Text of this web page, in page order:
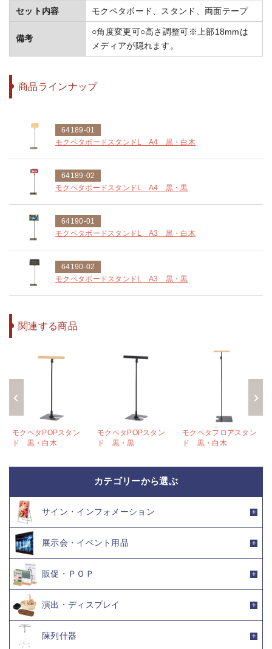
セット内容 モクペタボード、スタンド、両面テープ
備考
○角度変更可○高さ調整可※上部18mmは
メディアが隠れます。
商品ラインナップ
64189-01
モクペタボードスタンドL A4 黒・白木
64189-02
モクペタボードスタンドL A4 黒・黒
64190-01
モクペタボードスタンドL A3 黒・白木
64190-02
モクペタボードスタンドL A3 黒・黒
関連する商品
モクペタPOPスタン
ド 黒・白木
モクペタPOPスタン
ド 黒・黒
モクペタフロアスタン
ド 黒・白木
カテゴリーから選ぶ
サイン・インフォメーション
展示会・イベント用品
販促・ＰＯＰ
演出・ディスプレイ
陳列什器